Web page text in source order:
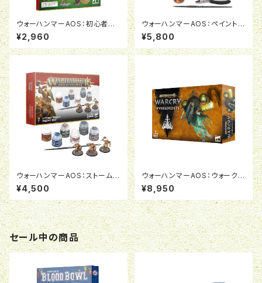
ウォーハンマーAOS：初心者ガ
イド（日本語版）
¥2,960
ウォーハンマーAOS：ペイント
+ツールセット
¥5,800
ウォーハンマーAOS：ストームキ
ャスト・エターナル+ペイントセッ
ト
¥4,500
ウォーハンマーAOS：ウォークラ
イ:パイアガイスト
¥8,950
セール中の商品